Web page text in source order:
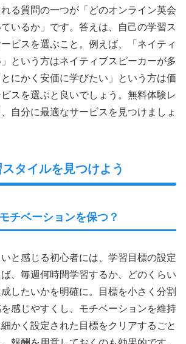
る質問の一つが「どのオンライン英会
いるか」です。答えは、自己の学習ス
ビスを選ぶこと。例えば、「ネイティ
という方はネイティブスピーカーが多
にかく安価に学びたい」という方は価
スを選ぶと良いでしょう。無料体験レ
自分に最適なサービスを見つけましょ
タイルを見つけよう
チベーションを保つ？
と感じる初心者には、学習目標の設定
、毎週何時間学習するか、どのくらい
したいかを明確に。目標を小さく分割
感じやすくし、モチベーションを維持
かく設定された目標をクリアするごと